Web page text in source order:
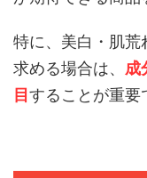
特に、美白・肌荒
求める場合は、 成
目 することが重要